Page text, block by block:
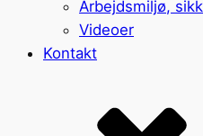
Arbejdsmiljø,
Videoer
Kontakt